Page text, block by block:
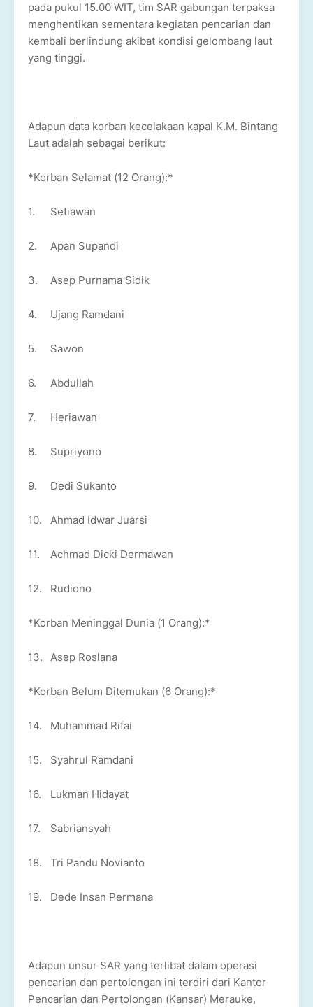
pada pukul 15.00 WIT, tim SAR gabungan terpaksa
menghentikan sementara kegiatan pencarian dan
kembali berlindung akibat kondisi gelombang laut
yang tinggi.
Adapun data korban kecelakaan kapal K.M. Bintang
Laut adalah sebagai berikut:
*Korban Selamat (12 Orang):*
1. Setiawan
2. Apan Supandi
3. Asep Purnama Sidik
4. Ujang Ramdani
5. Sawon
6. Abdullah
7. Heriawan
8. Supriyono
9. Dedi Sukanto
10. Ahmad Idwar Juarsi
11. Achmad Dicki Dermawan
12. Rudiono
*Korban Meninggal Dunia (1 Orang):*
13. Asep Roslana
*Korban Belum Ditemukan (6 Orang):*
14. Muhammad Rifai
15. Syahrul Ramdani
16. Lukman Hidayat
17. Sabriansyah
18. Tri Pandu Novianto
19. Dede Insan Permana
Adapun unsur SAR yang terlibat dalam operasi
pencarian dan pertolongan ini terdiri dari Kantor
Pencarian dan Pertolongan (Kansar) Merauke,